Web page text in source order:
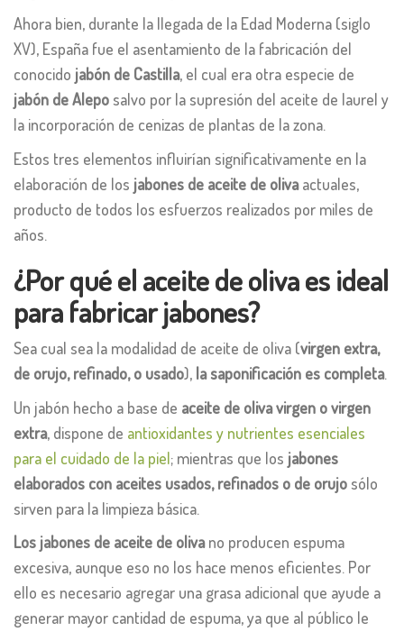
Ahora bien, durante la llegada de la Edad Moderna (siglo
XV), España fue el asentamiento de la fabricación del
conocido jabón de Castilla, el cual era otra especie de
jabón de Alepo salvo por la supresión del aceite de laurel y
la incorporación de cenizas de plantas de la zona.
Estos tres elementos influirían significativamente en la
elaboración de los jabones de aceite de olivaactuales,
producto de todos los esfuerzos realizados por miles de
años.
¿Por qué el aceite de oliva es ideal
para fabricar jabones?
Sea cual sea la modalidad de aceite de oliva (virgen extra,
de orujo, refinado, o usado), la saponificación es completa.
Un jabón hecho a base de aceite de oliva virgen o virgen
extra, dispone de antioxidantes y nutrientes esenciales
para el cuidado de la piel; mientras que los jabones
elaborados con aceites usados, refinados o de orujo sólo
sirven para la limpieza básica.
Los jabones de aceite de olivano producen espuma
excesiva, aunque eso no los hace menos eficientes. Por
ello es necesario agregar una grasa adicional que ayude a
generar mayor cantidad de espuma, ya que al público le